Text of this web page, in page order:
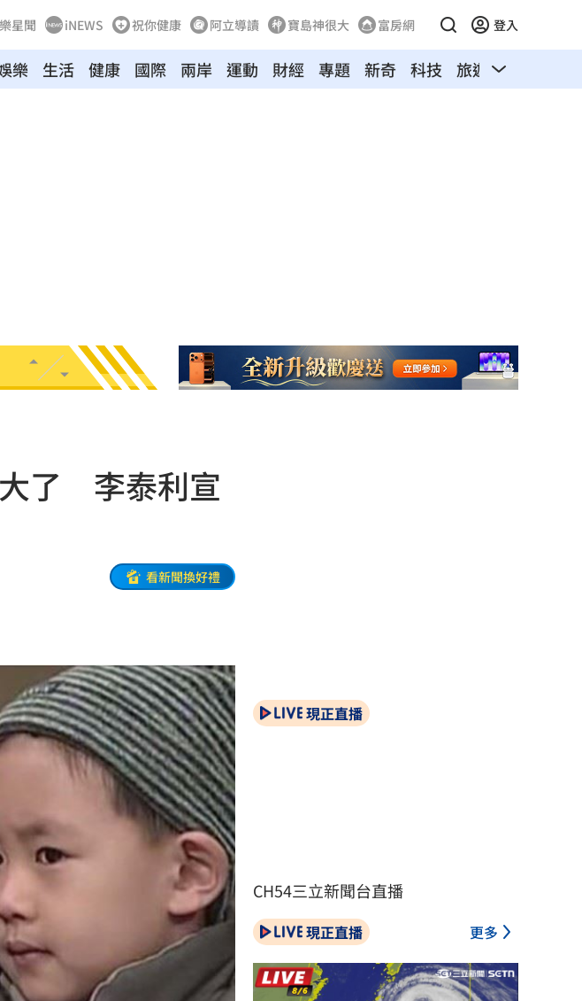
星聞 iNEWS 祝你健康 阿立導讀 寶島神很大 富房網 登入
樂 生活 健康 國際 兩岸 運動 財經 專題 新奇 科技 旅遊 汽車
大了 李泰利宣
看新聞換好禮
現正直播
CH54三立新聞台直播
現正直播 更多